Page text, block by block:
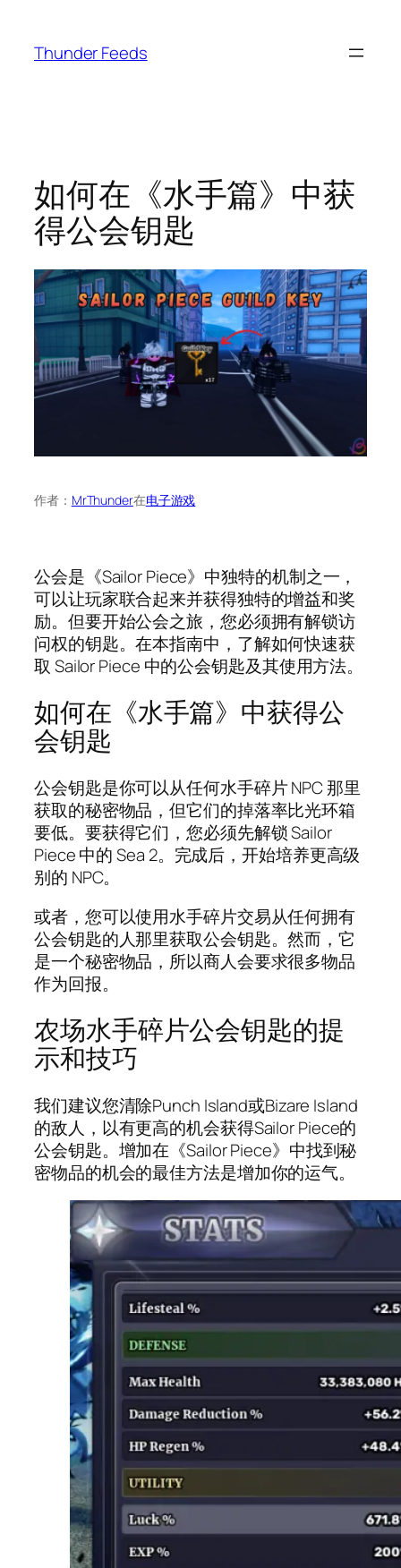
Thunder Feeds
如何在《水手篇》中获
得公会钥匙
作者： MrThunder在电子游戏
公会是《Sailor Piece》中独特的机制之一，
可以让玩家联合起来并获得独特的增益和奖
励。但要开始公会之旅，您必须拥有解锁访
问权的钥匙。在本指南中，了解如何快速获
取 Sailor Piece 中的公会钥匙及其使用方法。
如何在《水手篇》中获得公
会钥匙
公会钥匙是你可以从任何水手碎片 NPC 那里
获取的秘密物品，但它们的掉落率比光环箱
要低。要获得它们，您必须先解锁 Sailor
Piece 中的 Sea 2。完成后，开始培养更高级
别的 NPC。
或者，您可以使用水手碎片交易从任何拥有
公会钥匙的人那里获取公会钥匙。然而，它
是一个秘密物品，所以商人会要求很多物品
作为回报。
农场水手碎片公会钥匙的提
示和技巧
我们建议您清除Punch Island或Bizare Island
的敌人，以有更高的机会获得Sailor Piece的
公会钥匙。增加在《Sailor Piece》中找到秘
密物品的机会的最佳方法是增加你的运气。